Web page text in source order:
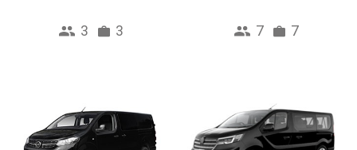
3 3 7 7